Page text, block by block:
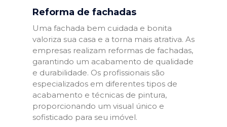
Reforma de fachadas
Uma fachada bem cuidada e bonita
valoriza sua casa e a torna mais atrativa. As
empresas realizam reformas de fachadas,
garantindo um acabamento de qualidade
e durabilidade. Os profissionais são
especializados em diferentes tipos de
acabamento e técnicas de pintura,
proporcionando um visual único e
sofisticado para seu imóvel.